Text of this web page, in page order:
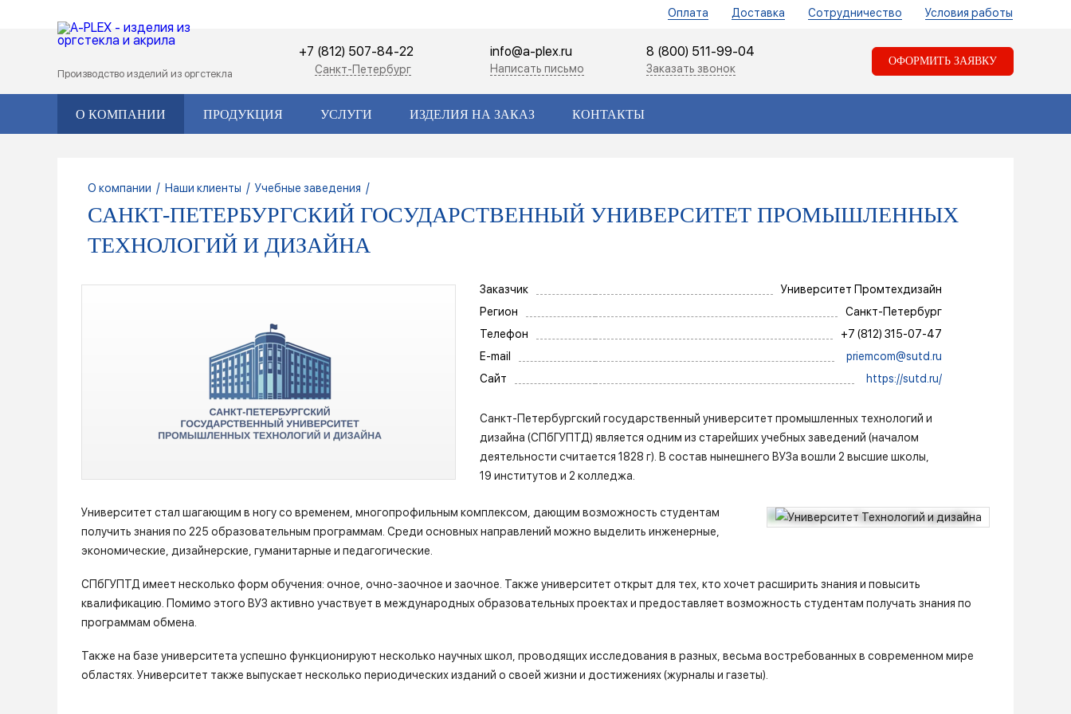
Условия работы
Сотрудничество
Доставка
Оплата
Производство изделий из оргстекла
ОФОРМИТЬ ЗАЯВКУ
+7 (812) 507-84-22
Санкт-Петербург
info@a-plex.ru
Написать письмо
8 (800) 511-99-04
Заказать звонок
О КОМПАНИИ ПРОДУКЦИЯ УСЛУГИ ИЗДЕЛИЯ НА ЗАКАЗ КОНТАКТЫ
О компании / Наши клиенты / Учебные заведения /
САНКТ-ПЕТЕРБУРГСКИЙ ГОСУДАРСТВЕННЫЙ УНИВЕРСИТЕТ ПРОМЫШЛЕННЫХ
ТЕХНОЛОГИЙ И ДИЗАЙНА
Заказчик
Университет Промтехдизайн
Регион
Санкт-Петербург
Телефон
+7 (812) 315-07-47
E-mail
priemcom@sutd.ru
Сайт
https://sutd.ru/
Санкт-Петербургский государственный университет промышленных технологий и
дизайна (СПбГУПТД) является одним из старейших учебных заведений (началом
деятельности считается 1828 г). В состав нынешнего ВУЗа вошли 2 высшие школы,
19 институтов и 2 колледжа.
Университет стал шагающим в ногу со временем, многопрофильным комплексом, дающим возможность студентам
получить знания по 225 образовательным программам. Среди основных направлений можно выделить инженерные,
экономические, дизайнерские, гуманитарные и педагогические.
СПбГУПТД имеет несколько форм обучения: очное, очно-заочное и заочное. Также университет открыт для тех, кто хочет расширить знания и повысить
квалификацию. Помимо этого ВУЗ активно участвует в международных образовательных проектах и предоставляет возможность студентам получать знания по
программам обмена.
Также на базе университета успешно функционируют несколько научных школ, проводящих исследования в разных, весьма востребованных в современном мире
областях. Университет также выпускает несколько периодических изданий о своей жизни и достижениях (журналы и газеты).